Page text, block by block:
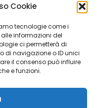
Cookie
tecnologie come i
informazioni del
ci permetterà di
di navigazione o ID unici
il consenso può influire
e funzioni.